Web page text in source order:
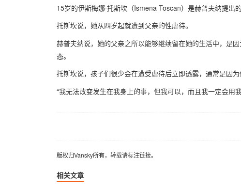
15岁的伊斯梅娜·托斯坎（Ismena Toscan）是赫普夫纳提出
托斯坎说，她从四岁起就遭到父亲的性虐待。
赫普夫纳说，她的父亲之所以能够继续留在她的生活中，是
态。
托斯坎说，孩子们很少会在遭受虐待后立即透露，通常是因
“我无法改变发生在我身上的事，但我可以，而且我一定会用
版权归Vansky所有，转载请标注链接。
相关文章